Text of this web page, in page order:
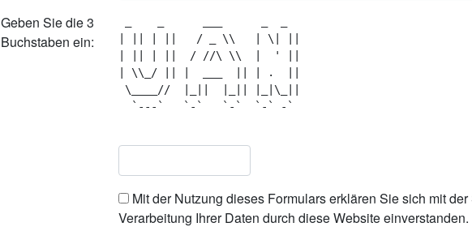
Geben Sie die 3
Buchstaben ein:
| || | ||   / _ \\   | \| ||
| || | ||  / //\ \\  |  ' ||
| \\_/ || |  ___  || | .  ||
\____//  |_||  |_|| |_|\_||
  `---`   `-`   `-`  `-` -`
Mit der Nutzung dieses Formulars erklären Sie sich mit
Verarbeitung Ihrer Daten durch diese Website